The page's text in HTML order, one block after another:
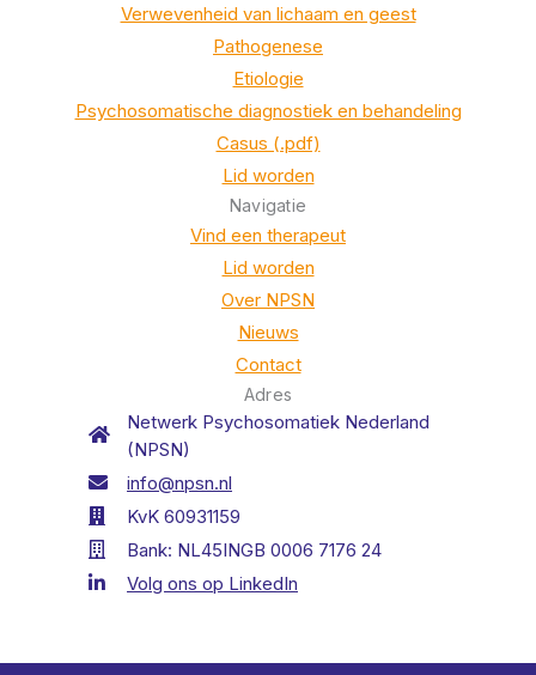
Verwevenheid van lichaam en geest
Pathogenese
Etiologie
Psychosomatische diagnostiek en behandeling
Casus (.pdf)
Lid worden
Navigatie
Vind een therapeut
Lid worden
Over NPSN
Nieuws
Contact
Adres
Netwerk Psychosomatiek Nederland
(NPSN)
info@npsn.nl
KvK 60931159
Bank: NL45INGB 0006 7176 24
Volg ons op LinkedIn